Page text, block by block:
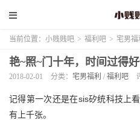
当前位置： 小贱贱吧 > 福利吧 > 宅男福
艳~照~门十年，时间过得
2018-02-01 分类： 宅男福利 / 福利吧
记得第一次还是在sis矽统科技上
有上千张。